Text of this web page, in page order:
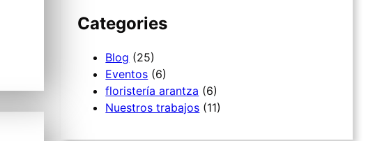
Categories
Blog (25)
Eventos (6)
floristería arantza (6)
Nuestros trabajos (11)